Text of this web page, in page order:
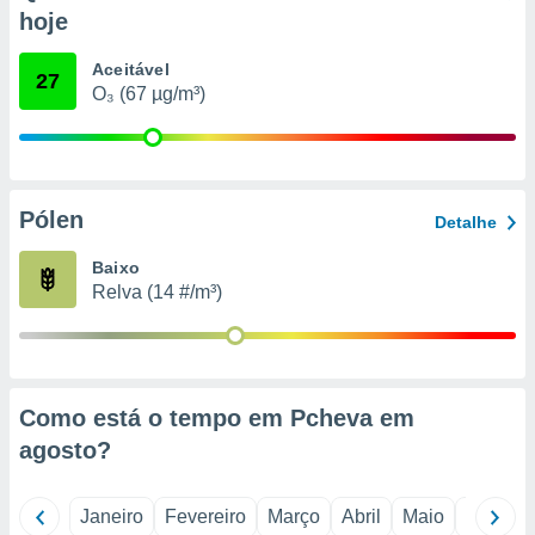
qual se
tal,
ou opor-
qualquer
o
num
hoje
27 Aceitável
O₃ (67 µg/m³)
Pólen Detalhe
Baixo
Relva (14 #/m³)
Como está o tempo em Pcheva em
agosto?
Janeiro Fevereiro Março Abril Maio Junho